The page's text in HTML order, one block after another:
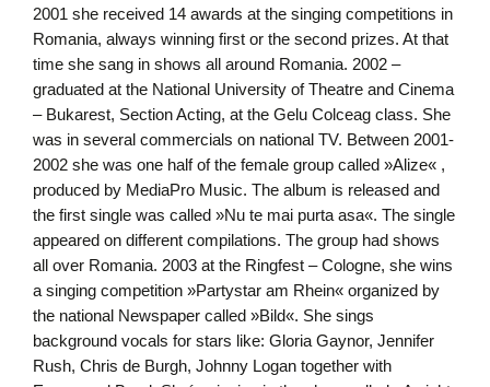
2001 she received 14 awards at the singing competitions in
Romania, always winning first or the second prizes. At that
time she sang in shows all around Romania. 2002 –
graduated at the National University of Theatre and Cinema
– Bukarest, Section Acting, at the Gelu Colceag class. She
was in several commercials on national TV. Between 2001-
2002 she was one half of the female group called »Alize« ,
produced by MediaPro Music. The album is released and
the first single was called »Nu te mai purta asa«. The single
appeared on different compilations. The group had shows
all over Romania. 2003 at the Ringfest – Cologne, she wins
a singing competition »Partystar am Rhein« organized by
the national Newspaper called »Bild«. She sings
background vocals for stars like: Gloria Gaynor, Jennifer
Rush, Chris de Burgh, Johnny Logan together with